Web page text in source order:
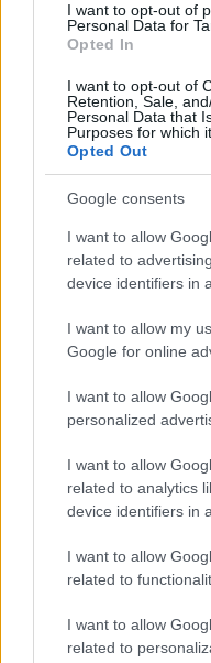
I want to opt-out of
Personal Data for
Opted In
I want to opt-out of
Retention, Sale,
Personal Data that
Purposes for which
Opted Out
Google consents
I want to allow
related to
device identifiers in
I want to allow my
Google for online
I want to allow
personalized
I want to allow
related to analytics
device identifiers in
I want to allow
related to
I want to allow
related to
Στη σημερινή
οι αντεγκλήσεις και
ιδρύματος